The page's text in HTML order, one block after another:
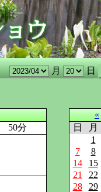
月 日
50分
«
日
月
1
7
8
14
15
21
22
28
29